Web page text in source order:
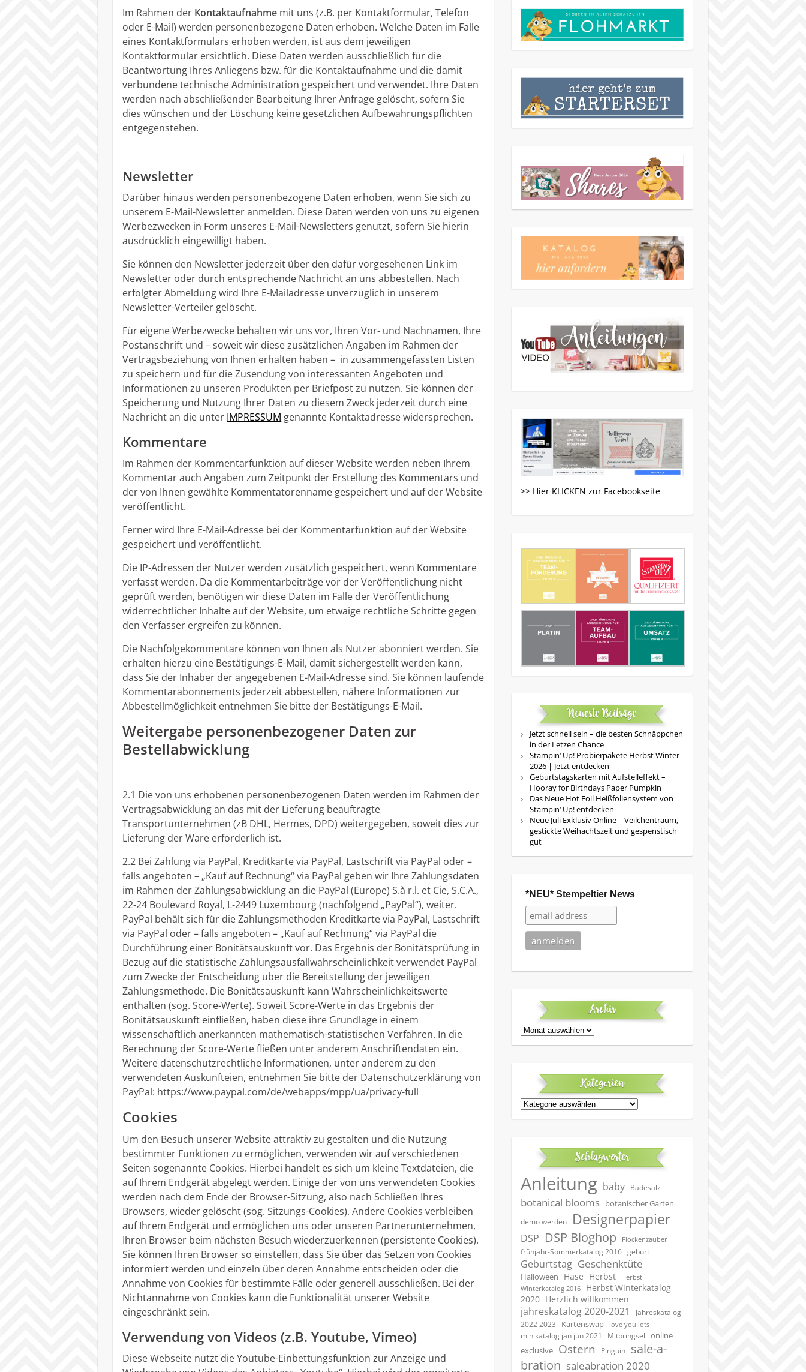
Im Rahmen der Kontaktaufnahme mit uns (z.B. per Kontaktformular, Telefon
oder E-Mail) werden personenbezogene Daten erhoben. Welche Daten im Falle
eines Kontaktformulars erhoben werden, ist aus dem jeweiligen
Kontaktformular ersichtlich. Diese Daten werden ausschließlich für die
Beantwortung Ihres Anliegens bzw. für die Kontaktaufnahme und die damit
verbundene technische Administration gespeichert und verwendet. Ihre Daten
werden nach abschließender Bearbeitung Ihrer Anfrage gelöscht, sofern Sie
dies wünschen und der Löschung keine gesetzlichen Aufbewahrungspflichten
entgegenstehen.
Newsletter
Darüber hinaus werden personenbezogene Daten erhoben, wenn Sie sich zu
unserem E-Mail-Newsletter anmelden. Diese Daten werden von uns zu eigenen
Werbezwecken in Form unseres E-Mail-Newsletters genutzt, sofern Sie hierin
ausdrücklich eingewilligt haben.
Sie können den Newsletter jederzeit über den dafür vorgesehenen Link im
Newsletter oder durch entsprechende Nachricht an uns abbestellen. Nach
erfolgter Abmeldung wird Ihre E-Mailadresse unverzüglich in unserem
Newsletter-Verteiler gelöscht.
Für eigene Werbezwecke behalten wir uns vor, Ihren Vor- und Nachnamen, Ihre
Postanschrift und – soweit wir diese zusätzlichen Angaben im Rahmen der
Vertragsbeziehung von Ihnen erhalten haben – in zusammengefassten Listen
zu speichern und für die Zusendung von interessanten Angeboten und
Informationen zu unseren Produkten per Briefpost zu nutzen. Sie können der
Speicherung und Nutzung Ihrer Daten zu diesem Zweck jederzeit durch eine
Nachricht an die unter IMPRESSUM genannte Kontaktadresse widersprechen.
Kommentare
Im Rahmen der Kommentarfunktion auf dieser Website werden neben Ihrem
Kommentar auch Angaben zum Zeitpunkt der Erstellung des Kommentars und
der von Ihnen gewählte Kommentatorenname gespeichert und auf der Website
veröffentlicht.
Ferner wird Ihre E-Mail-Adresse bei der Kommentarfunktion auf der Website
gespeichert und veröffentlicht.
Die IP-Adressen der Nutzer werden zusätzlich gespeichert, wenn Kommentare
verfasst werden. Da die Kommentarbeiträge vor der Veröffentlichung nicht
geprüft werden, benötigen wir diese Daten im Falle der Veröffentlichung
widerrechtlicher Inhalte auf der Website, um etwaige rechtliche Schritte gegen
den Verfasser ergreifen zu können.
Die Nachfolgekommentare können von Ihnen als Nutzer abonniert werden. Sie
erhalten hierzu eine Bestätigungs-E-Mail, damit sichergestellt werden kann,
dass Sie der Inhaber der angegebenen E-Mail-Adresse sind. Sie können laufende
Kommentarabonnements jederzeit abbestellen, nähere Informationen zur
Abbestellmöglichkeit entnehmen Sie bitte der Bestätigungs-E-Mail.
Weitergabe personenbezogener Daten zur
Bestellabwicklung
2.1 Die von uns erhobenen personenbezogenen Daten werden im Rahmen der
Vertragsabwicklung an das mit der Lieferung beauftragte
Transportunternehmen (zB DHL, Hermes, DPD) weitergegeben, soweit dies zur
Lieferung der Ware erforderlich ist.
2.2 Bei Zahlung via PayPal, Kreditkarte via PayPal, Lastschrift via PayPal oder –
falls angeboten – „Kauf auf Rechnung“ via PayPal geben wir Ihre Zahlungsdaten
im Rahmen der Zahlungsabwicklung an die PayPal (Europe) S.à r.l. et Cie, S.C.A.,
22-24 Boulevard Royal, L-2449 Luxembourg (nachfolgend „PayPal“), weiter.
PayPal behält sich für die Zahlungsmethoden Kreditkarte via PayPal, Lastschrift
via PayPal oder – falls angeboten – „Kauf auf Rechnung“ via PayPal die
Durchführung einer Bonitätsauskunft vor. Das Ergebnis der Bonitätsprüfung in
Bezug auf die statistische Zahlungsausfallwahrscheinlichkeit verwendet PayPal
zum Zwecke der Entscheidung über die Bereitstellung der jeweiligen
Zahlungsmethode. Die Bonitätsauskunft kann Wahrscheinlichkeitswerte
enthalten (sog. Score-Werte). Soweit Score-Werte in das Ergebnis der
Bonitätsauskunft einfließen, haben diese ihre Grundlage in einem
wissenschaftlich anerkannten mathematisch-statistischen Verfahren. In die
Berechnung der Score-Werte fließen unter anderem Anschriftendaten ein.
Weitere datenschutzrechtliche Informationen, unter anderem zu den
verwendeten Auskunfteien, entnehmen Sie bitte der Datenschutzerklärung von
PayPal: https://www.paypal.com/de/webapps/mpp/ua/privacy-full
Cookies
Um den Besuch unserer Website attraktiv zu gestalten und die Nutzung
bestimmter Funktionen zu ermöglichen, verwenden wir auf verschiedenen
Seiten sogenannte Cookies. Hierbei handelt es sich um kleine Textdateien, die
auf Ihrem Endgerät abgelegt werden. Einige der von uns verwendeten Cookies
werden nach dem Ende der Browser-Sitzung, also nach Schließen Ihres
Browsers, wieder gelöscht (sog. Sitzungs-Cookies). Andere Cookies verbleiben
auf Ihrem Endgerät und ermöglichen uns oder unseren Partnerunternehmen,
Ihren Browser beim nächsten Besuch wiederzuerkennen (persistente Cookies).
Sie können Ihren Browser so einstellen, dass Sie über das Setzen von Cookies
informiert werden und einzeln über deren Annahme entscheiden oder die
Annahme von Cookies für bestimmte Fälle oder generell ausschließen. Bei der
Nichtannahme von Cookies kann die Funktionalität unserer Website
eingeschränkt sein.
Verwendung von Videos (z.B. Youtube, Vimeo)
Diese Webseite nutzt die Youtube-Einbettungsfunktion zur Anzeige und
>> Hier KLICKEN zur Facebookseite
Neueste Beiträge
Jetzt schnell sein – die besten Schnäppchen
in der Letzen Chance
Stampin‘ Up! Probierpakete Herbst Winter
2026 | Jetzt entdecken
Geburtstagskarten mit Aufstelleffekt –
Hooray for Birthdays Paper Pumpkin
Das Neue Hot Foil Heißfoliensystem von
Stampin‘ Up! entdecken
Neue Juli Exklusiv Online – Veilchentraum,
gestickte Weihachtszeit und gespenstisch
gut
*NEU* Stempeltier News
Archiv
Archiv
Kategorien
Kategorien
Schlagwörter
Anleitung baby Badesalz
botanical blooms botanischer Garten
demo werden Designerpapier
DSP DSP Bloghop Flockenzauber
frühjahr-Sommerkatalog 2016 geburt
Geburtstag Geschenktüte
Halloween Hase Herbst
Herbst
Winterkatalog 2016
Herbst Winterkatalog
2020 Herzlich willkommen
jahreskatalog 2020-2021
Jahreskatalog
2022 2023
Kartenswap love you lots
minikatalog jan jun 2021 Mitbringsel
online
exclusive Ostern Pinguin
sale-a-
bration saleabration 2020